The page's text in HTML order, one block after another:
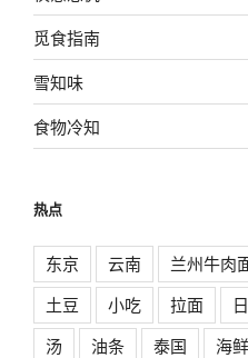
觅食指南
雪知味
食物冷知
热点
东京 云南 兰州牛肉
土豆
小吃 拉面
汤
油条 泰国 海鲜